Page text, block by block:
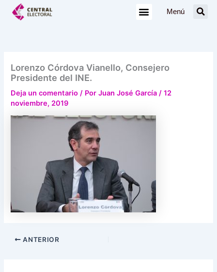
Menú
Lorenzo Córdova Vianello, Consejero
Presidente del INE.
Deja un comentario / PorJuan José García/12
noviembre, 2019
ANTERIOR